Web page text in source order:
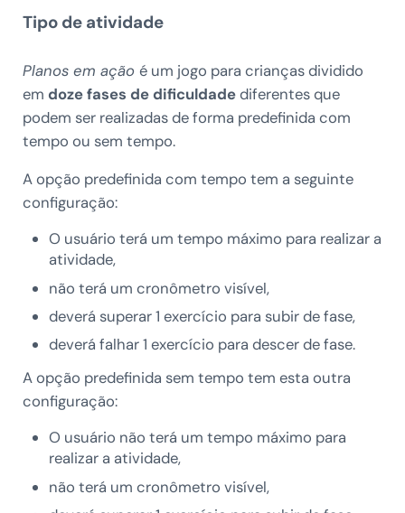
Tipo de atividade
Planos em ação é um jogo para crianças dividido
em doze fases de dificuldadediferentes que
podem ser realizadas de forma predefinida com
tempo ou sem tempo.
A opção predefinida com tempo tem a seguinte
configuração:
O usuário terá um tempo máximo para realizar a
atividade,
não terá um cronômetro visível,
deverá superar 1 exercício para subir de fase,
deverá falhar 1 exercício para descer de fase.
A opção predefinida sem tempo tem esta outra
configuração:
O usuário não terá um tempo máximo para
realizar a atividade,
não terá um cronômetro visível,